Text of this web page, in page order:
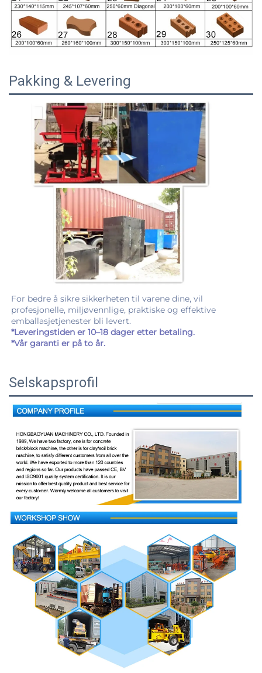
Pakking & Levering
For bedre å sikre sikkerheten til varene dine, vil
profesjonelle, miljøvennlige, praktiske og effektive
emballasjetjenester bli levert.
*Leveringstiden er 10–18 dager etter betaling.
*Vår garanti er på to år.
Selskapsprofil